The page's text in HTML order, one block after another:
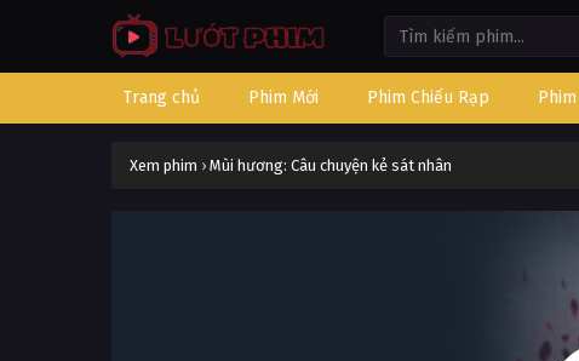
Trang chủ Phim Mới Phim Chiếu Rạp
Xem phim › Mùi hương: Câu chuyện kẻ sát nhân